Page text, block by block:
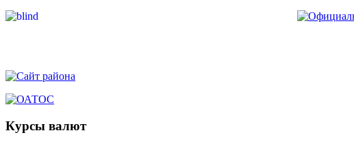
Курсы валют